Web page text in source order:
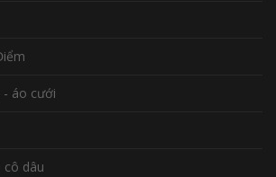
- áo cưới
cô dâu